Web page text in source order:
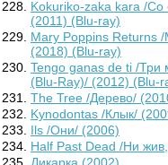
Kokuriko-zaka kara /Со
(2011) (Blu-ray)
Mary Poppins Returns
(2018) (Blu-ray)
Tengo ganas de ti /Три
(Blu-Ray)/ (2012) (Blu-
The Tree /Дерево/
Kynodontas /Клык/
Ils /Они/ (2006)
Half Past Dead /Ни
Дикарка (2002)